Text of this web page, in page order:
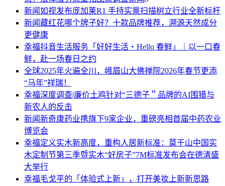
新闻如视发布庞加莱R1 手持实景扫描树立行业全新标杆
新闻藏红花哪个牌子好？十款品牌推荐，溯源天然成分
更健康
幸福抖音生活服务「好好生活・Hello 春鲜」｜以一口春
鲜，赴一场春日之约
全球2025年火遍全川，峨眉山大佛禅院2026年春节更添
“马年”祥瑞！
幸福深度调查|廉价土鸡针对“三德子＂品牌的AI围猎与
新农人的反击
新闻新奇康药业携旗下9家企业，重磅亮相首届中药农业
博览会
幸福定义实木新高度，重构人居新标准：莫干山中国实
木定制节第三季暨实木“好房子”7M标准发布会在德清盛
大举行
幸福毛戈平的「体验式上新」，打开美妆上新新思路